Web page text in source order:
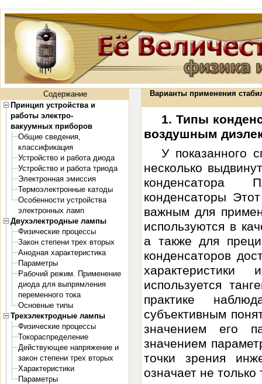
Содержание
Принцип устройства и
работы электро-
вакуумных приборов
Общие сведения,
классификация
Устройство и работа диода
Устройство и работа триода
Электронная эмиссия
Термоэлектронные катоды
Особенности устройства
электронных ламп
Двухэлектродные лампы
Физические процессы
Закон степени трех вторых
Анодная характеристика
Параметры
Рабочий режим. Применение
диода для выпрямления
переменного тока
Основные типы
Трехэлектродные лампы
Физические процессы
Токораспределение
Действующее напряжение и
закон степени трех вторых
Характеристики
Параметры
Варианты применения
1. Типы
воздушным
У показанного
несколько
конденсатора
конденсаторы
важным для
используются в
а также для
конденсаторов
характеристики
используется
практике
субъективным
значением его
значением
точки зрения
означает не